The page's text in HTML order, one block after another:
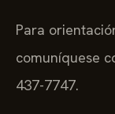
Para
comuníquese
437-7747.